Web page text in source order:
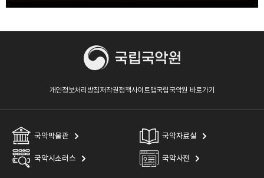
개인정보처리방침저작권정책사이트맵국립국악원 바로가기
국악박물관 국악자료실
국악시소러스 국악사전